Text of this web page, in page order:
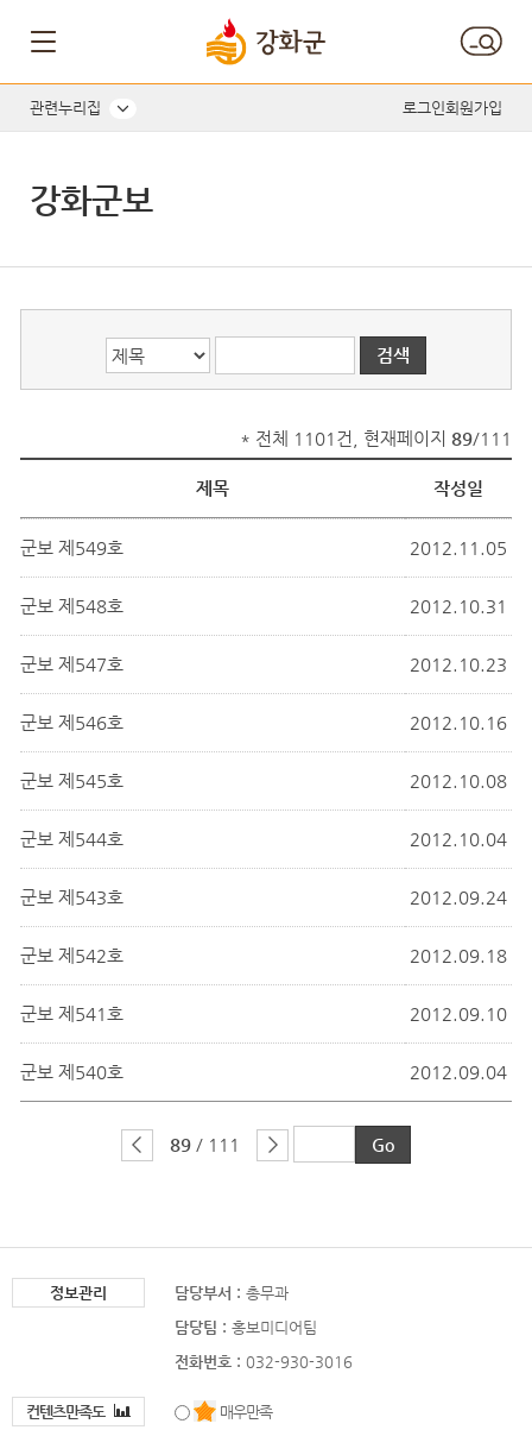
관련누리집 로그인회원가입
강화군보
* 전체 1101건, 현재페이지 89/111
제목 작성일
군보 제549호 2012.11.05
군보 제548호 2012.10.31
군보 제547호 2012.10.23
군보 제546호 2012.10.16
군보 제545호 2012.10.08
군보 제544호 2012.10.04
군보 제543호 2012.09.24
군보 제542호 2012.09.18
군보 제541호 2012.09.10
군보 제540호 2012.09.04
89 / 111
정보관리 담당부서 : 총무과
담당팀 : 홍보미디어팀
전화번호 : 032-930-3016
컨텐츠만족도
매우만족